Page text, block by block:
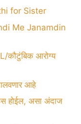
for Sister
Me Janamdin
कौटुंबिक आरोग्य
आहे
होईल, असा अंदाज